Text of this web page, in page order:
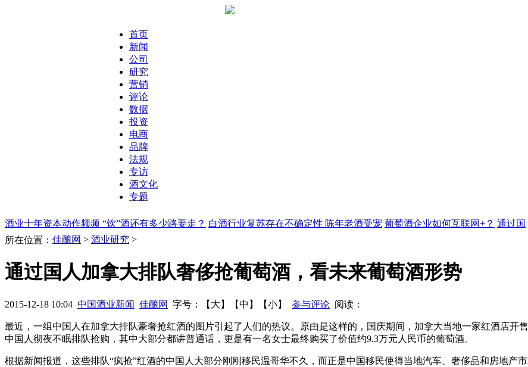
首页
新闻
公司
研究
营销
评论
数据
投资
电商
品牌
法规
专访
酒文化
专题
酒业十年资本动作频频 “饮”酒还有多少路要走？ 白酒行业复苏存在不确定性 陈年老酒受宠 葡萄酒企业如何互联网+？ 通过国
人加拿大排队奢侈抢葡萄酒，看未来葡萄酒形势
是不是OUT了？ 雾霾深重，酿酒生态何去何从？ 外来品牌如何在鲁酒板块茁壮地成长 央视权威数据新鲜出炉，揭开白酒新商
所在位置： 佳酿网 > 酒业研究 >
通过国人加拿大排队奢侈抢葡萄酒，看未来葡萄酒形势
2015-12-18 10:04 中国酒业新闻 佳酿网 字号：【 大 】【中 】【小】 参与评论 阅读：
最近，一组中国人在加拿大排队豪奢抢红酒的图片引起了人们的热议。原由是这样的，国庆期间，加拿大当地一家红酒店开
中国人彻夜不眠排队抢购，其中大部分都讲普通话，更是有一名女士最终购买了价值约9.3万元人民币的葡萄酒。
根据新闻报道，这些排队“疯抢”红酒的中国人大部分刚刚移民温哥华不久，而正是中国移民使得当地汽车、奢侈品和房地产